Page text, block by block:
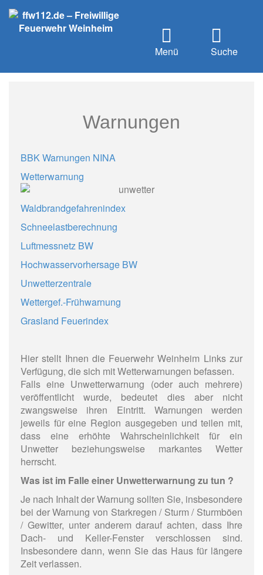
Menü Suche
Warnungen
BBK Warnungen NINA
Wetterwarnung
Waldbrandgefahrenindex
Schneelastberechnung
Luftmessnetz BW
Hochwasservorhersage BW
Unwetterzentrale
Wettergef.-Frühwarnung
Grasland Feuerindex
Hier stellt Ihnen die Feuerwehr Weinheim Links zur
Verfügung, die sich mit Wetterwarnungen befassen.
Falls eine Unwetterwarnung (oder auch mehrere)
veröffentlicht wurde, bedeutet dies aber nicht
zwangsweise ihren Eintritt. Warnungen werden
jeweils für eine Region ausgegeben und teilen mit,
dass eine erhöhte Wahrscheinlichkeit für ein
Unwetter beziehungsweise markantes Wetter
herrscht.
Was ist im Falle einer Unwetterwarnung zu tun ?
Je nach Inhalt der Warnung sollten Sie, insbesondere
bei der Warnung von Starkregen / Sturm / Sturmböen
/ Gewitter, unter anderem darauf achten, dass Ihre
Dach- und Keller-Fenster verschlossen sind.
Insbesondere dann, wenn Sie das Haus für längere
Zeit verlassen.